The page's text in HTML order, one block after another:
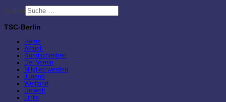
Suchen
TSC-Berlin
Home
Aktuell
Rundschreiben
Der Verein
Mitglied werden
Jugend
Wettfahrt
Umwelt
Links